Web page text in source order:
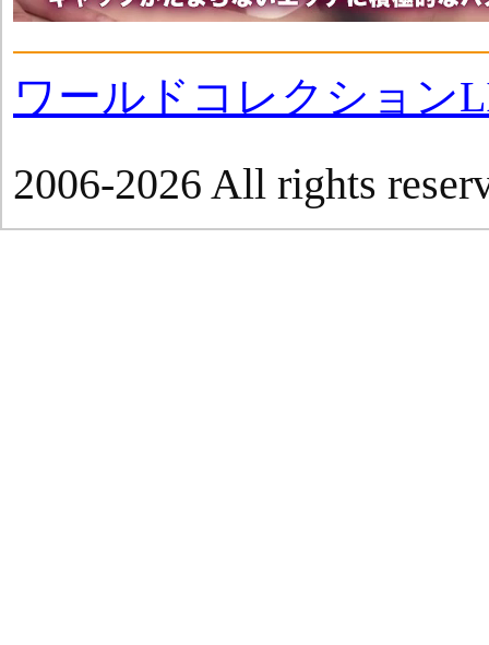
ワールドコレクション
2006-2026 All rights